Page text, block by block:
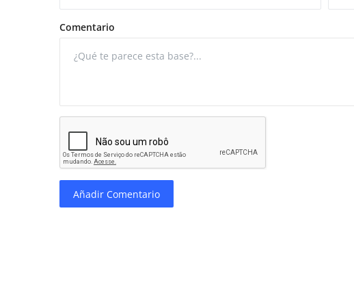
Comentario
Añadir Comentario